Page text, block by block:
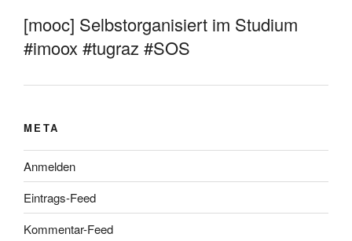
[mooc] Selbstorganisiert im Studium
#imoox #tugraz #SOS
META
Anmelden
Eintrags-Feed
Kommentar-Feed